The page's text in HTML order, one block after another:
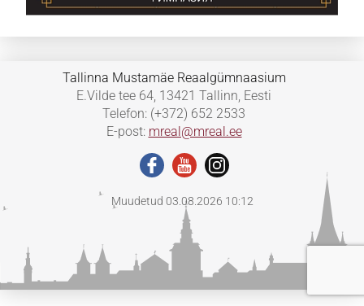
Tallinna Mustamäe Reaalgümnaasium
E.Vilde tee 64, 13421 Tallinn, Eesti
Telefon: (+372) 652 2533
E-post: mreal@mreal.ee
Muudetud 03.08.2026 10:12